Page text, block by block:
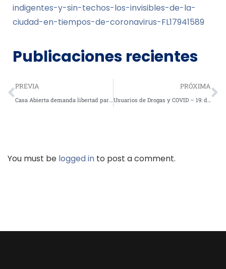
indigentes-y-sin-techos-los-invisibles-de-la-
ciudad-en-tiempos-de-coronavirus-FL17941589
Publicaciones recientes
PREVIA PRÓXIMA
You must be logged in to post a comment.